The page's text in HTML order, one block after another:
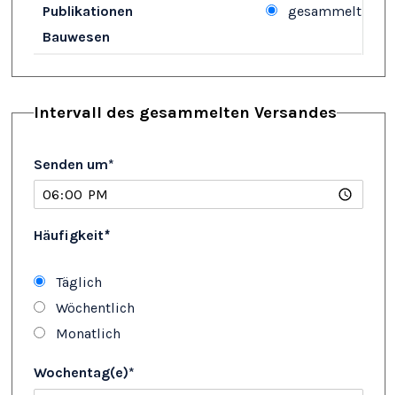
Publikationen
Bauwesen
E-Mail-Abo für Rubrikgesammelt
Intervall des gesammelten Versandes
Senden um*
Häufigkeit*
Täglich
Wöchentlich
Monatlich
Wochentag(e)*